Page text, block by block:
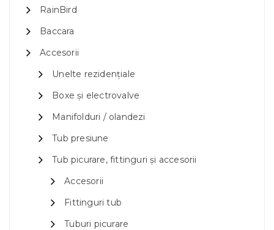
RainBird
Baccara
Accesorii
Unelte rezidențiale
Boxe și electrovalve
Manifolduri / olandezi
Tub presiune
Tub picurare, fittinguri și accesorii
Accesorii
Fittinguri tub
Tuburi picurare